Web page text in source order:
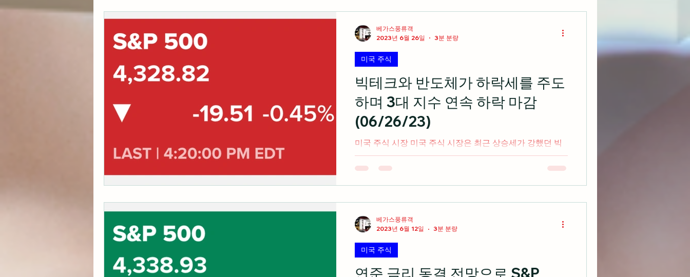
빅테크와 반도체가 하락세를 주도
하며 3대 지수 연속 하락 마감
(06/26/23)
미국 주식 시장 미국 주식 시장은 최근 상승세가 강했던 빅
테크를 중심으로 차익실현 매도세가 나오면서 3대 지수 모
두 하락세로마감 출처: cnbc.com 유람선 여행 서비스 업체
미국 주식
베가스풍류객
2023년 6월 26일
3분 분량
연준 금리 동결 전망으로 S&P
미국 주식
베가스풍류객
2023년 6월 12일
3분 분량